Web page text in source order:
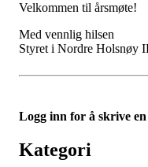
Velkommen til årsmøte!
Med vennlig hilsen
Styret i Nordre Holsnøy
Logg inn for å skrive
Kategori